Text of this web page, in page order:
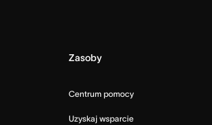
Zasoby
Centrum pomocy
Uzyskaj wsparcie